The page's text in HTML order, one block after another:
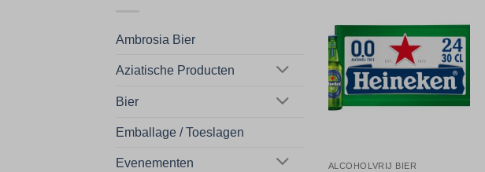
Ambrosia Bier
Aziatische Producten
Bier
Emballage / Toeslagen
Evenementen
Toevoegen
aan
verlanglijst
ALCOHOLVRIJ BIER